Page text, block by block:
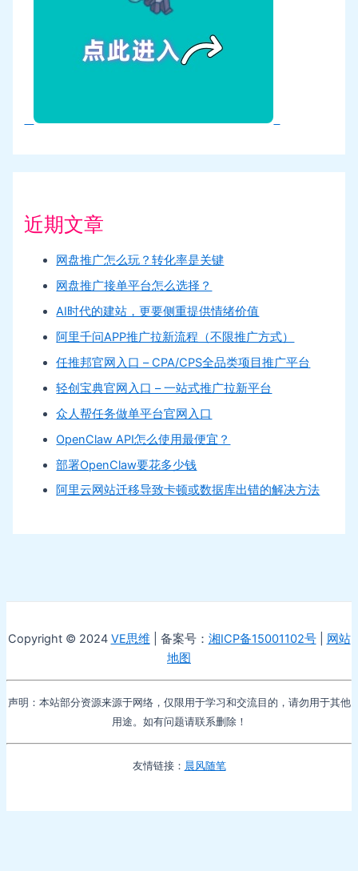
近期文章
网盘推广怎么玩？转化率是关键
网盘推广接单平台怎么选择？
AI时代的建站，更要侧重提供情绪价值
阿里千问APP推广拉新流程（不限推广方式）
任推邦官网入口 – CPA/CPS全品类项目推广平台
轻创宝典官网入口 – 一站式推广拉新平台
众人帮任务做单平台官网入口
OpenClaw API怎么使用最便宜？
部署OpenClaw要花多少钱
阿里云网站迁移导致卡顿或数据库出错的解决方法
Copyright © 2024 VE思维 | 备案号： 湘ICP备15001102号| 网站
地图
声明：本站部分资源来源于网络，仅限用于学习和交流目的，请勿用于其他
用途。如有问题请联系删除！
友情链接： 晨风随笔